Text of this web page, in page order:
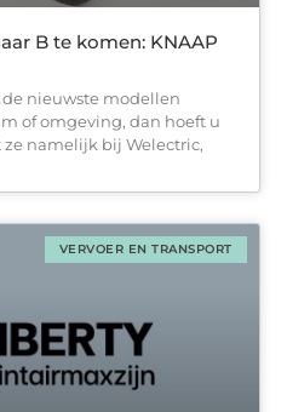
B te komen: KNAAP
nieuwste modellen
of omgeving, dan hoeft u
ze namelijk bij Welectric,
VERVOER EN TRANSPORT